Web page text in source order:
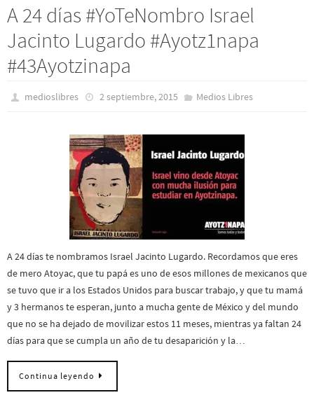
A 24 días #YoTeNombro Israel
Jacinto Lugardo #Ayotz1napa
#43Ayotzinapa
medioslibres 2 septiembre, 2015 Medios Libres
A 24 días te nombramos Israel Jacinto Lugardo. Recordamos que eres
de mero Atoyac, que tu papá es uno de esos millones de mexicanos que
se tuvo que ir a los Estados Unidos para buscar trabajo, y que tu mamá
y 3 hermanos te esperan, junto a mucha gente de México y del mundo
que no se ha dejado de movilizar estos 11 meses, mientras ya faltan 24
días para que se cumpla un año de tu desaparición y la…
Continua leyendo